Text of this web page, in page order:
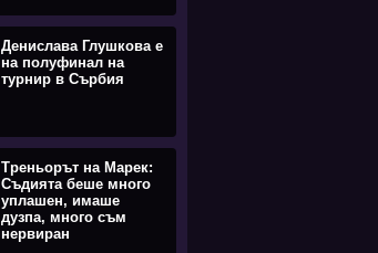
Денислава Глушкова е
на полуфинал на
турнир в Сърбия
Треньорът на Марек:
Съдията беше много
уплашен, имаше
дузпа, много съм
нервиран